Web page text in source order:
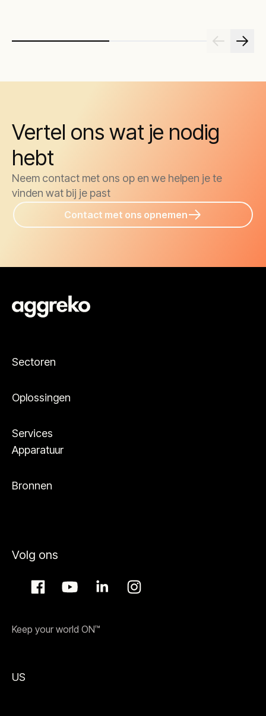
Vertel ons wat je nodig
hebt
Neem contact met ons op en we helpen je te
vinden wat bij je past
Contact met ons opnemen
Sectoren
Oplossingen
Services
Apparatuur
Bronnen
Volg ons
Keep your world ON™
US